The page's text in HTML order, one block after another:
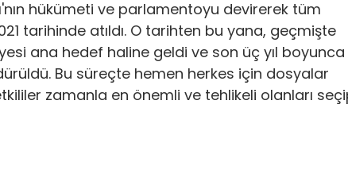
hükümeti ve parlamentoyu devirerek tüm
tarihinde atıldı. O tarihten bu yana, geçmişte
ana hedef haline geldi ve son üç yıl
Bu süreçte hemen herkes için dosyalar
zamanla en önemli ve tehlikeli olanları